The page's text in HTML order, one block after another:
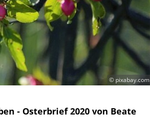
© pixabay.com
- Osterbrief 2020 von Beate